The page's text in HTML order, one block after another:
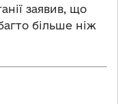
заявив, що
більше ніж